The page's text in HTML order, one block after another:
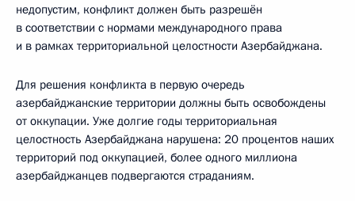
недопустим, конфликт должен быть разрешён
в соответствии с нормами международного права
и в рамках территориальной целостности Азербайджана.
Для решения конфликта в первую очередь
азербайджанские территории должны быть освобождены
от оккупации. Уже долгие годы территориальная
целостность Азербайджана нарушена: 20 процентов наших
территорий под оккупацией, более одного миллиона
азербайджанцев подвергаются страданиям.